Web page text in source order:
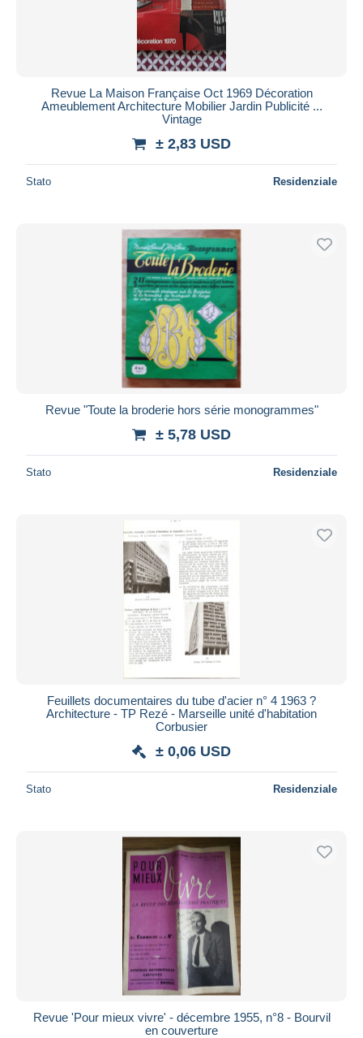
Revue La Maison Française Oct 1969 Décoration
Ameublement Architecture Mobilier Jardin Publicité ...
Vintage
± 2,83 USD
Stato Residenziale
Revue "Toute la broderie hors série monogrammes"
± 5,78 USD
Stato Residenziale
Feuillets documentaires du tube d'acier n° 4 1963 ?
Architecture - TP Rezé - Marseille unité d'habitation
Corbusier
± 0,06 USD
Stato Residenziale
Revue 'Pour mieux vivre' - décembre 1955, n°8 - Bourvil
en couverture